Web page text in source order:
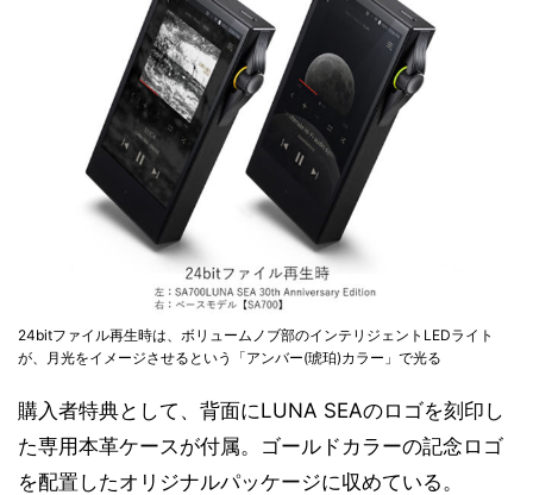
24bitファイル再生時は、ボリュームノブ部のインテリジェントLEDライト
が、月光をイメージさせるという「アンバー(琥珀)カラー」で光る
購入者特典として、背面にLUNA SEAのロゴを刻印し
た専用本革ケースが付属。ゴールドカラーの記念ロゴ
を配置したオリジナルパッケージに収めている。